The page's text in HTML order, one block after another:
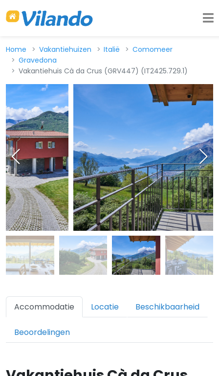
Home Vakantiehuizen Italië
Comomeer
Gravedona
Vakantiehuis Cà da Crus (GRV447) (IT2425.729.1)
Accommodatie Locatie Beschikbaarheid
Beoordelingen